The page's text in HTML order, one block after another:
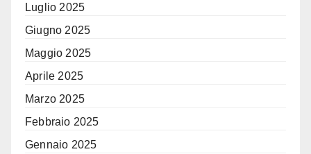
Luglio 2025
Giugno 2025
Maggio 2025
Aprile 2025
Marzo 2025
Febbraio 2025
Gennaio 2025